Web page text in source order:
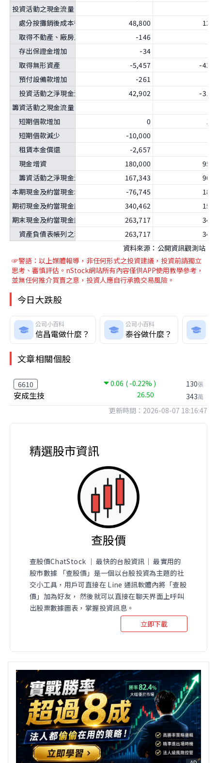
投資活動之現金流量
處分按攤銷後成本衡量之金融資產
取得不動產、廠房及設備
存出保證金增加
取得無形資產
預付設備款增加
投資活動之淨現金流入（流出）
籌資活動之現金流量
短期借款增加
短期借款減少
租賃本金償還
現金增資
籌資活動之淨現金流入（流出）
本期現金及約當現金增加（減少）數
期初現金及約當現金餘額
期末現金及約當現金餘額
資產負債表帳列之現金及約當現金
48,800
-146
-34
-5,457
-
-261
42,902
-
0
-10,000
-2,657
180,000
167,343
-76,745
340,462
263,717
263,717
資料來源：公開資訊觀測站
☞警語：以上媒體報導 ，非任何形式之投資建議，投資前請獨立
思考、審慎評估。nStock網站所有內容僅供APP使用教學參考，
並無任何推介買賣之意，投資人應自行承擔交易風險。
今日大跌股
公司小百科
信昌電做什麼？
公司小百科
泰谷做什麼？
文章相關個股
6610 0.06 ( -0.22% )
安成生技 26.50
130張
343萬
更新時間：2026-08-07 18:16:47
精選股市資訊
查股價
查股價ChatStock ｜ 最快的台股資訊｜ 最實用的
股市數據 「查股價」是一個以台股投資為主題的社
交小工具，用戶可直接在 Line 通訊軟體內將「查股
價」加為好友， 然後就可以直接在聊天界面上呼叫
出股票數據圖表，掌握投資訊息。
立即下載